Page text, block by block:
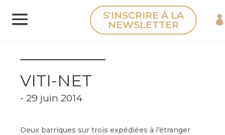
Panneau de gestion des cookies
S'INSCRIRE À LA
NEWSLETTER
VITI-NET
- 29 juin 2014
Deux barriques sur trois expédiées à l’étranger